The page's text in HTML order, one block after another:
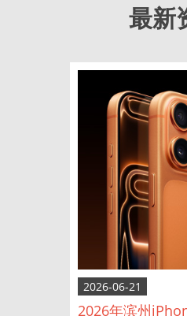
最新
2026-06-21
2026年滨州